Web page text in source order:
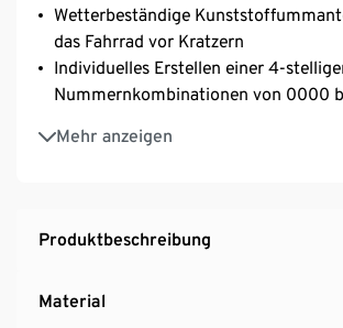
Wetterbeständige
das Fahrrad vor Kratzern
Individuelles Erstellen einer 4-
Nummernkombinationen von 0000
Mehr anzeigen
Geeignet für Fahrräder, Motorräder
Produktbeschreibung
Material